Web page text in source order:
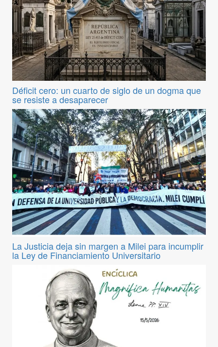
Déficit cero: un cuarto de siglo de un dogma que
se resiste a desaparecer
La Justicia deja sin margen a Milei para incumplir
la Ley de Financiamiento Universitario